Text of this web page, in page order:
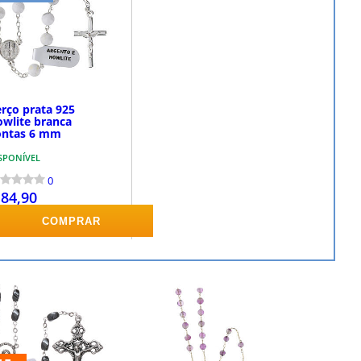
prata 925
branca
6 mm
0
COMPRAR